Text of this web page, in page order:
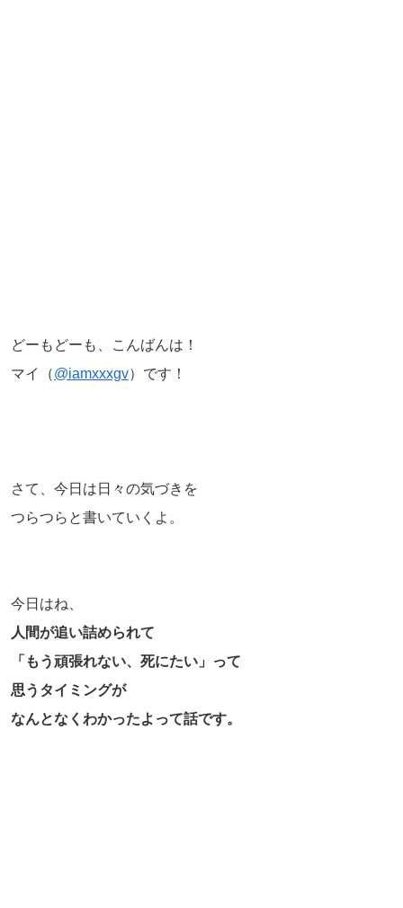
どーもどーも、こんばんは！
マイ（@iamxxxgv）です！
さて、今日は日々の気づきを
つらつらと書いていくよ。
今日はね、
人間が追い詰められて
「もう頑張れない、死にたい」って
思うタイミングが
なんとなくわかったよって話です。